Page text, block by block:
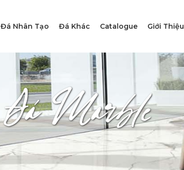
Đá Nhân Tạo Đá Khác Catalogue Giới Thiệu
Đá Marble